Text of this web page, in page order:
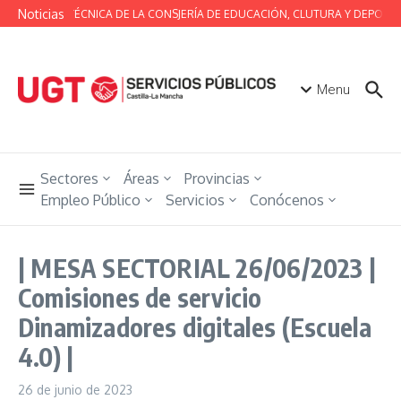
Saltar al contenido
Noticias
MESA TÉCNICA DE LA CONSJERÍA DE EDUCACIÓN, CLUTURA Y
Menu
Sectores Áreas
Provincias
Empleo Público
Servicios Conócenos
| MESA SECTORIAL 26/06/2023 |
Comisiones de servicio
Dinamizadores digitales (Escuela
4.0) |
26 de junio de 2023